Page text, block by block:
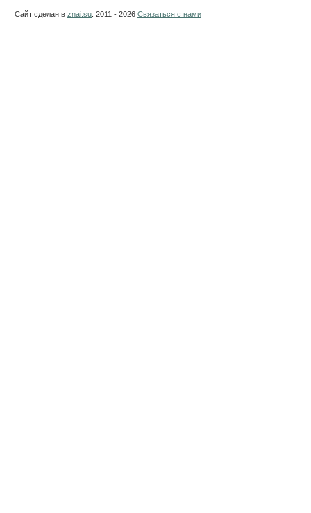
Сайт сделан в znai.su . 2011 - 2026 Связаться с нами